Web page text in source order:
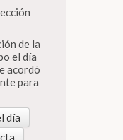
de la
el día
acordó
para
día